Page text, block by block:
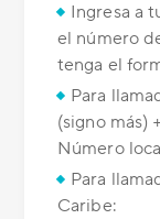
Ingresa a
el número
tenga el
Para
(signo más)
Número
Para
Caribe: